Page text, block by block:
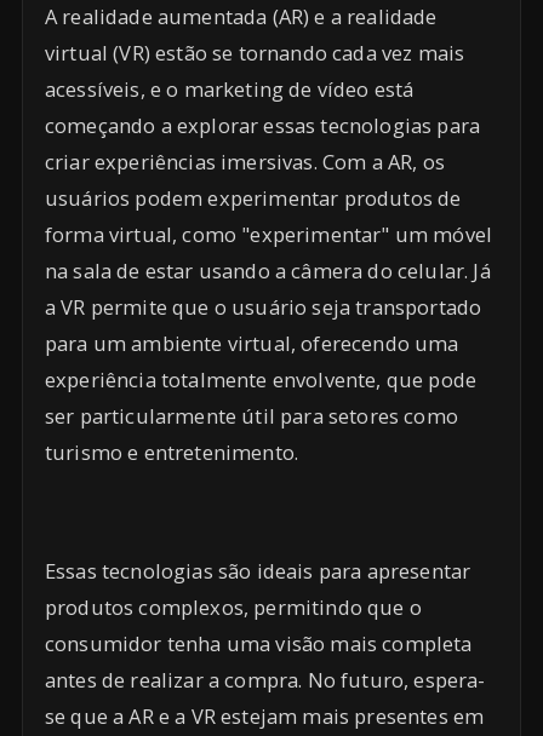
A realidade aumentada (AR) e a realidade
virtual (VR) estão se tornando cada vez mais
acessíveis, e o marketing de vídeo está
começando a explorar essas tecnologias para
criar experiências imersivas. Com a AR, os
usuários podem experimentar produtos de
forma virtual, como "experimentar" um móvel
na sala de estar usando a câmera do celular. Já
a VR permite que o usuário seja transportado
para um ambiente virtual, oferecendo uma
experiência totalmente envolvente, que pode
ser particularmente útil para setores como
turismo e entretenimento.
Essas tecnologias são ideais para apresentar
produtos complexos, permitindo que o
consumidor tenha uma visão mais completa
antes de realizar a compra. No futuro, espera-
se que a AR e a VR estejam mais presentes em